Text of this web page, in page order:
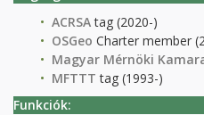
ACRSAtag (2020-)
OSGeo Charter member
Magyar Mérnöki
MFTTT tag (1993-)
Funkciók: